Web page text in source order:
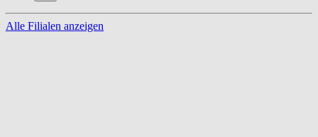
Alle Filialen anzeigen